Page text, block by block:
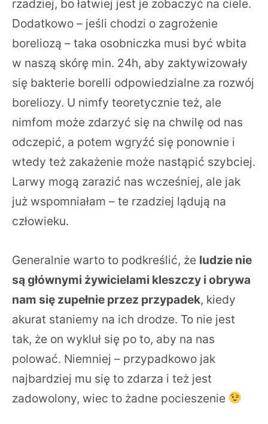
rzadziej, bo łatwiej jest je zobaczyć na ciele.
Dodatkowo – jeśli chodzi o zagrożenie
boreliozą – taka osobniczka musi być wbita
w naszą skórę min. 24h, aby zaktywizowały
się bakterie borelli odpowiedzialne za rozwój
boreliozy. U nimfy teoretycznie też, ale
nimfom może zdarzyć się na chwilę od nas
odczepić, a potem wgryźć się ponownie i
wtedy też zakażenie może nastąpić szybciej.
Larwy mogą zarazić nas wcześniej, ale jak
już wspomniałam – te rzadziej lądują na
człowieku.
Generalnie warto to podkreślić, że ludzie nie
są głównymi żywicielami kleszczy i obrywa
nam się zupełnie przez przypadek, kiedy
akurat staniemy na ich drodze. To nie jest
tak, że on wykluł się po to, aby na nas
polować. Niemniej – przypadkowo jak
najbardziej mu się to zdarza i też jest
zadowolony, wiec to żadne pocieszenie